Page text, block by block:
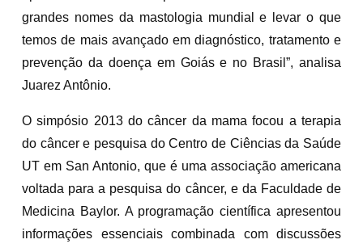
grandes nomes da mastologia mundial e levar o que
temos de mais avançado em diagnóstico, tratamento e
prevenção da doença em Goiás e no Brasil”, analisa
Juarez Antônio.
O simpósio 2013 do câncer da mama focou a terapia
do câncer e pesquisa do Centro de Ciências da Saúde
UT em San Antonio, que é uma associação americana
voltada para a pesquisa do câncer, e da Faculdade de
Medicina Baylor. A programação científica apresentou
informações essenciais combinada com discussões